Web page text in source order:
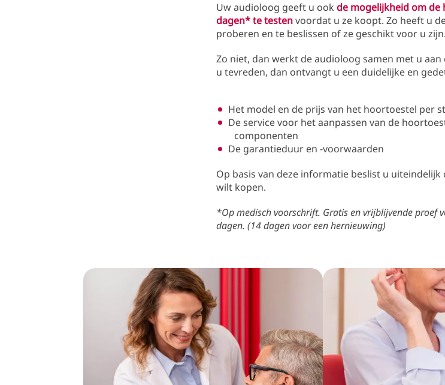
Uw audioloog geeft u ook de mogelijkheid om de
dagen* te testenvoordat u ze koopt. Zo heeft u
proberen en te beslissen of ze geschikt voor u zijn.
Zo niet, dan werkt de audioloog samen met u
u tevreden, dan ontvangt u een duidelijke en
Het model en de prijs van het hoortoestel per
De service voor het aanpassen van de
componenten
De garantieduur en -voorwaarden
Op basis van deze informatie beslist u
wilt kopen.
*Op medisch voorschrift. Gratis en vrijblijvende proef
dagen. (14 dagen voor een hernieuwing)